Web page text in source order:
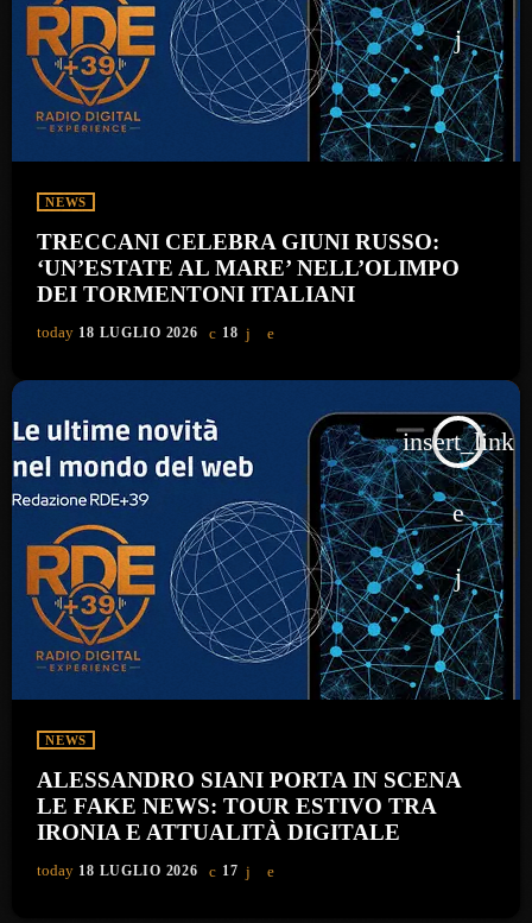
NEWS
TRECCANI CELEBRA GIUNI RUSSO:
‘UN’ESTATE AL MARE’ NELL’OLIMPO
DEI TORMENTONI ITALIANI
today 18 LUGLIO 2026 18
insert_link
NEWS
ALESSANDRO SIANI PORTA IN SCENA
LE FAKE NEWS: TOUR ESTIVO TRA
IRONIA E ATTUALITÀ DIGITALE
today 18 LUGLIO 2026 17